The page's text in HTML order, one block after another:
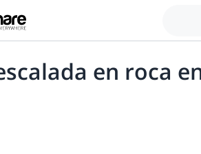
en roca